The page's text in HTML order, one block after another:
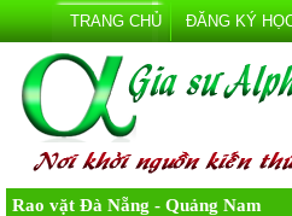
TRANG CHỦ ĐĂNG KÝ
Rao vặt Đà Nẵng - Quảng Nam